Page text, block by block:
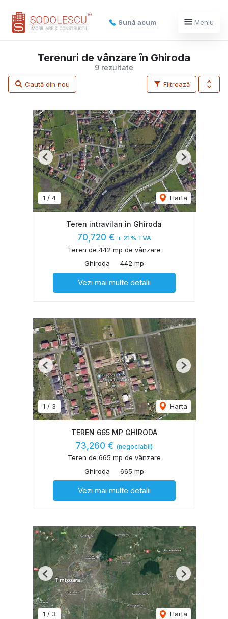
Sună acum Meniu
9 rezultate
Terenuri de vânzare în Ghiroda
Filtrează
Caută din nou
1 / 4 Harta
Previous Next
Teren intravilan în Ghiroda
70,720 € + 21% TVA
Teren de 442 mp de vânzare
Ghiroda
442 mp
Vezi mai multe detalii
1 / 3 Harta
Previous Next
TEREN 665 MP GHIRODA
73,260 € (negociabil)
Teren de 665 mp de vânzare
Ghiroda
665 mp
Vezi mai multe detalii
1 / 3 Harta
Previous Next